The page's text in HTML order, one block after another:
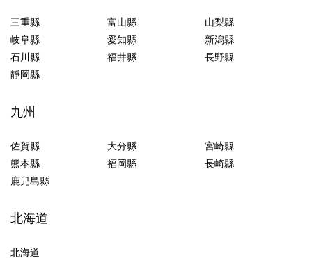
三重縣 富山縣
山梨縣
岐阜縣
愛知縣
新潟縣
石川縣
福井縣
長野縣
靜岡縣
九州
佐賀縣 大分縣
宮崎縣
熊本縣
福岡縣
長崎縣
鹿兒島縣
北海道
北海道